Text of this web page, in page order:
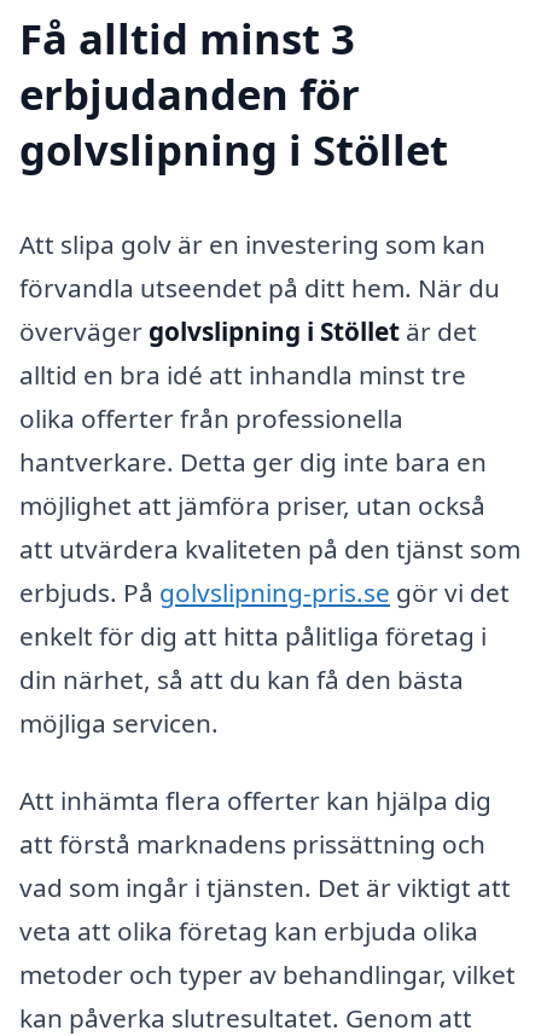
Få alltid minst 3
erbjudanden för
golvslipning i Stöllet
Att slipa golv är en investering som kan
förvandla utseendet på ditt hem. När du
överväger golvslipning i Stöllet är det
alltid en bra idé att inhandla minst tre
olika offerter från professionella
hantverkare. Detta ger dig inte bara en
möjlighet att jämföra priser, utan också
att utvärdera kvaliteten på den tjänst som
erbjuds. På golvslipning-pris.se gör vi det
enkelt för dig att hitta pålitliga företag i
din närhet, så att du kan få den bästa
möjliga servicen.
Att inhämta flera offerter kan hjälpa dig
att förstå marknadens prissättning och
vad som ingår i tjänsten. Det är viktigt att
veta att olika företag kan erbjuda olika
metoder och typer av behandlingar, vilket
kan påverka slutresultatet. Genom att